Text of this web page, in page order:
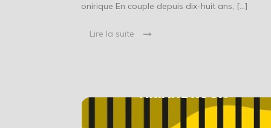
onirique En couple depuis dix-huit ans, […]
Lire la suite